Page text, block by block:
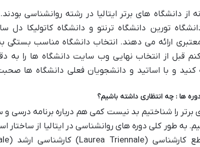
از دانشگاه های برتر ایتالیا در رشته روانشناسی
تورین دانشگاه ترنتو و دانشگاه کاتولیکا دل
ارائه می دهند. انتخاب دانشگاه مناسب
قبل از انتخاب نهایی وب سایت دانشگاه ها را به
و با اساتید و دانشجویان فعلی دانشگاه ها
ها : چه انتظاری داشته باشیم؟
برتر را شناختیم بد نیست کمی هم درباره برنامه درسی
به طور کلی دوره های روانشناسی در ایتالیا از ساختار